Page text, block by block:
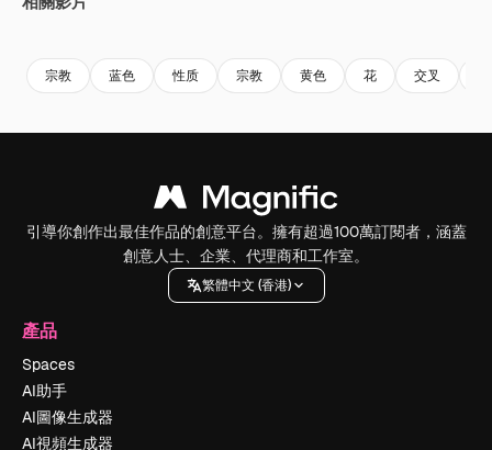
宗教 蓝色 性质 宗教 黄色 花 交叉
引導你創作出最佳作品的創意平台。擁有超過100萬訂閱者，涵蓋
創意人士、企業、代理商和工作室。
繁體中文 (香港)
產品
Spaces
AI助手
AI圖像生成器
AI視頻生成器